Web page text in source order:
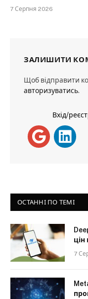
7 Серпня 2026
ЗАЛИШИТИ
Щоб відправити
авторизуватись.
Вхід/
ОСТАННІ ПО ТЕМІ
цін
7